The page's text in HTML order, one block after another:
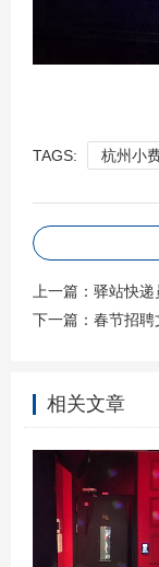
TAGS: 杭州小
上一篇： 驿站快递员招聘
下一篇： 春节招聘
相关文章